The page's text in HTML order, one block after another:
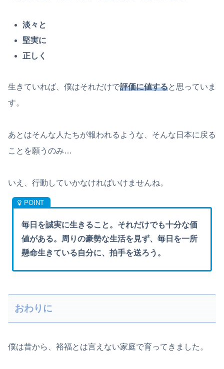
淡々と
堅実に
正しく
生きていれば、僕はそれだけで評価に値すると思っていま
す。
あとはそんな人たちが報われるような、そんな日本に戻る
ことを願うのみ…
いえ、行動していかなければいけませんね。
毎日を誠実に生きること。それだけでも十分な価
値がある。周りの豪勢な生活を見ず、毎日を一所
懸命生きている自分に、拍手を送ろう。
おわりに
僕は昔から、裕福とは言えない家庭で育ってきました。